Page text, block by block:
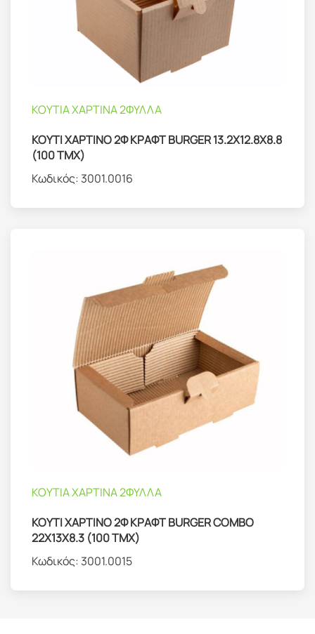
ΚΟΥΤΙΑ ΧΑΡΤΙΝΑ 2ΦΥΛΛΑ
ΚΟΥΤΙ ΧΑΡΤΙΝΟ 2Φ ΚΡΑΦΤ BURGER 13.2Χ12.8Χ8.8
(100 ΤΜΧ)
Κωδικός: 3001.0016
ΚΟΥΤΙΑ ΧΑΡΤΙΝΑ 2ΦΥΛΛΑ
ΚΟΥΤΙ ΧΑΡΤΙΝΟ 2Φ ΚΡΑΦΤ BURGER COMBO
22Χ13Χ8.3 (100 ΤΜΧ)
Κωδικός: 3001.0015